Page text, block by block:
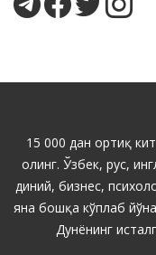
15 000 дан ортиқ
олинг. Ўзбек, рус,
диний, бизнес,
яна бошқа кўплаб
Дунёнинг